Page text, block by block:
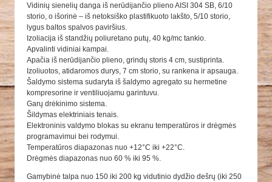
Vidinių sienelių danga iš nerūdijančio plieno AISI 304 SB, 6/10
storio, o išorinė – iš netoksiško plastifikuoto lakšto, 5/10 storio,
lygus baltos spalvos paviršius.
Izoliacija iš standžių poliuretano putų, 40 kg/mc tankio.
Apvalinti vidiniai kampai.
Apačia iš nerūdijančio plieno, grindų storis 4 cm, sustiprinta.
Izoliuotos, atidaromos durys, 7 cm storio, su rankena ir apsauga.
Šaldymo sistema sudaryta iš šaldymo agregato su hermetine
kompresorine ir ventiliuojamu garintuvu.
Garų drėkinimo sistema.
Šildymas elektriniais tenais.
Elektroninis valdymo blokas su ekranu temperatūros ir drėgmės
programavimui bei rodymui.
Temperatūros diapazonas nuo +12°C iki +22°C.
Drėgmės diapazonas nuo 60 % iki 95 %.
Gamybinė talpa nuo 150 iki 200 kg vidutinio dydžio dešrų (iki 250